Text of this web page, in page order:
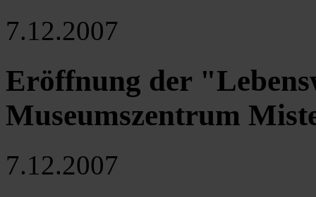
7.12.2007
Eröffnung der
Museumszentrum
7.12.2007